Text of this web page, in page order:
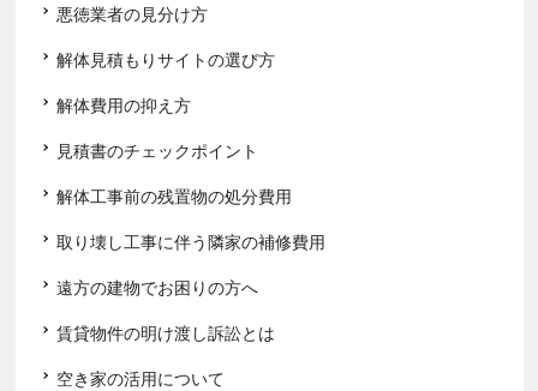
悪徳業者の見分け方
解体見積もりサイトの選び方
解体費用の抑え方
見積書のチェックポイント
解体工事前の残置物の処分費用
取り壊し工事に伴う隣家の補修費用
遠方の建物でお困りの方へ
賃貸物件の明け渡し訴訟とは
空き家の活用について